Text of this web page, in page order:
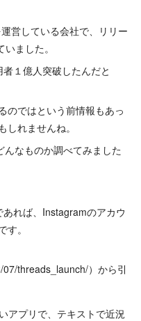
営している会社で、リリー
ました。
１億人突破したんだと
のではという前情報もあっ
れませんね。
なものか調べてみました
れば、Instagramのアカウ
。
threads_launch/）から引
アプリで、テキストで近況